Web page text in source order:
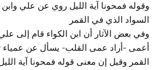
وقوله فمحونا آية الليل روي عن علي
السواد الذي في القمر
وفي بعض الآثار أن ابن الكواء قام إلى
أعمى -أراد عمى القلب- يسأل عن عمياء
القمر وقيل إن معنى قوله فمحونا آية